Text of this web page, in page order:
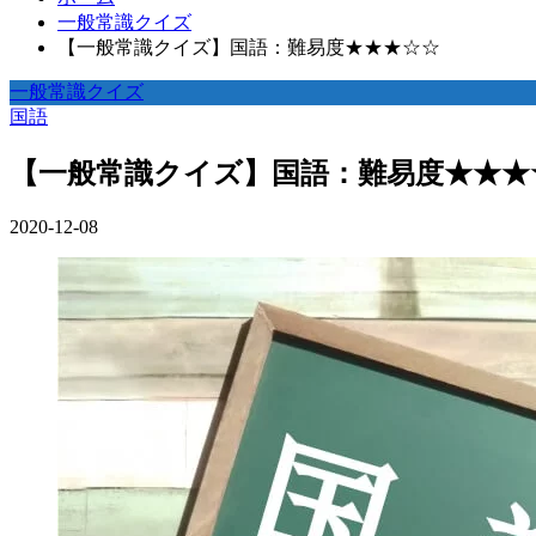
一般常識クイズ
【一般常識クイズ】国語：難易度★★★☆☆
一般常識クイズ
国語
【一般常識クイズ】国語：難易度
2020-12-08